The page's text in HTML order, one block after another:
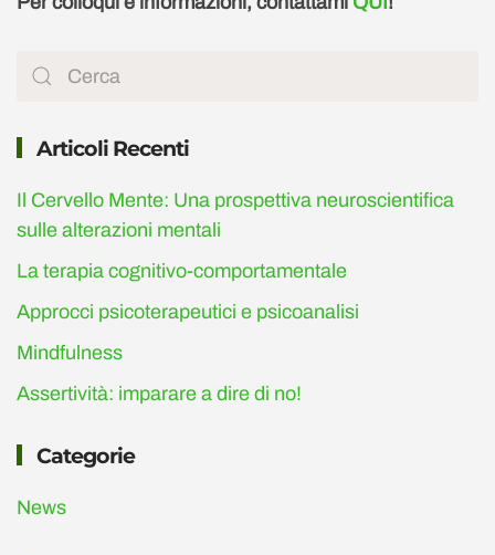
Articoli Recenti
Il Cervello Mente: Una prospettiva neuroscientifica
sulle alterazioni mentali
La terapia cognitivo-comportamentale
Approcci psicoterapeutici e psicoanalisi
Mindfulness
Assertività: imparare a dire di no!
Categorie
News